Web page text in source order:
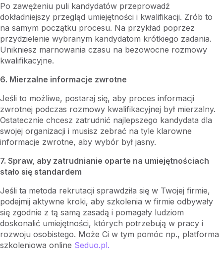
Po zawężeniu puli kandydatów przeprowadź
dokładniejszy przegląd umiejętności i kwalifikacji. Zrób to
na samym początku procesu. Na przykład poprzez
przydzielenie wybranym kandydatom krótkiego zadania.
Unikniesz marnowania czasu na bezowocne rozmowy
kwalifikacyjne.
6. Mierzalne informacje zwrotne
Jeśli to możliwe, postaraj się, aby proces informacji
zwrotnej podczas rozmowy kwalifikacyjnej był mierzalny.
Ostatecznie chcesz zatrudnić najlepszego kandydata dla
swojej organizacji i musisz zebrać na tyle klarowne
informacje zwrotne, aby wybór był jasny.
7. Spraw, aby zatrudnianie oparte na umiejętnościach
stało się standardem
Jeśli ta metoda rekrutacji sprawdziła się w Twojej firmie,
podejmij aktywne kroki, aby szkolenia w firmie odbywały
się zgodnie z tą samą zasadą i pomagały ludziom
doskonalić umiejętności, których potrzebują w pracy i
rozwoju osobistego. Może Ci w tym pomóc np., platforma
szkoleniowa online Seduo.pl.